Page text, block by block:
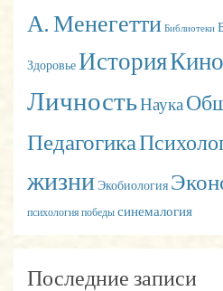
А. Менегетти Библиотеки
ЗдоровьеИсторияКино
ЛичностьНаука
Педагогика
жизниЭкобиология
психология победы синемалогия
Последние записи